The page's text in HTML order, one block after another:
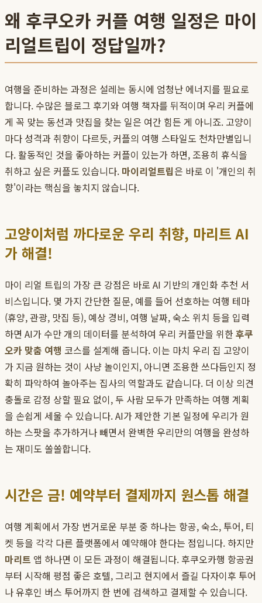
왜 후쿠오카 커플 여행 일정은 마이
리얼트립이 정답일까?
여행을 준비하는 과정은 설레는 동시에 엄청난 에너지를 필요로
합니다. 수많은 블로그 후기와 여행 책자를 뒤적이며 우리 커플에
게 꼭 맞는 동선과 맛집을 찾는 일은 여간 힘든 게 아니죠. 고양이
마다 성격과 취향이 다르듯, 커플의 여행 스타일도 천차만별입니
다. 활동적인 것을 좋아하는 커플이 있는가 하면, 조용히 휴식을
취하고 싶은 커플도 있습니다. 마이리얼트립은 바로 이 '개인의 취
향'이라는 핵심을 놓치지 않습니다.
고양이처럼 까다로운 우리 취향, 마리트 AI
가 해결!
마이 리얼 트립의 가장 큰 강점은 바로 AI 기반의 개인화 추천 서
비스입니다. 몇 가지 간단한 질문, 예를 들어 선호하는 여행 테마
(휴양, 관광, 맛집 등), 예상 경비, 여행 날짜, 숙소 위치 등을 입력
하면 AI가 수만 개의 데이터를 분석하여 우리 커플만을 위한후쿠
오카 맞춤 여행 코스를 설계해 줍니다. 이는 마치 우리 집 고양이
가 지금 원하는 것이 사냥 놀이인지, 아니면 조용한 쓰다듬인지 정
확히 파악하여 놀아주는 집사의 역할과도 같습니다. 더 이상 의견
충돌로 감정 상할 필요 없이, 두 사람 모두가 만족하는 여행 계획
을 손쉽게 세울 수 있습니다. AI가 제안한 기본 일정에 우리가 원
하는 스팟을 추가하거나 빼면서 완벽한 우리만의 여행을 완성하
는 재미도 쏠쏠합니다.
시간은 금! 예약부터 결제까지 원스톱 해결
여행 계획에서 가장 번거로운 부분 중 하나는 항공, 숙소, 투어, 티
켓 등을 각각 다른 플랫폼에서 예약해야 한다는 점입니다. 하지만
마리트 앱 하나면 이 모든 과정이 해결됩니다. 후쿠오카행 항공권
부터 시작해 평점 좋은 호텔, 그리고 현지에서 즐길 다자이후 투어
나 유후인 버스 투어까지 한 번에 검색하고 결제할 수 있습니다.